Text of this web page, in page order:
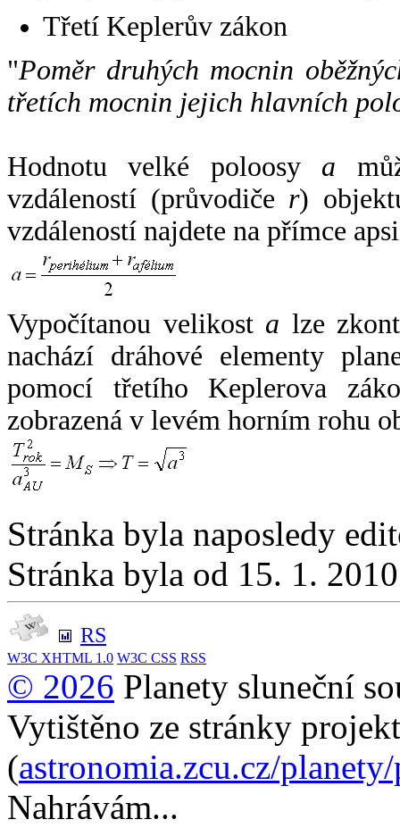
Třetí Keplerův zákon
"Poměr druhých mocnin
třetích mocnin jejich hlavních
Hodnotu velké poloosy a
vzdáleností (průvodiče r)
vzdáleností najdete na přímce
Vypočítanou velikost a lze
nachází dráhové elementy
pomocí třetího Keplerova
zobrazená v levém horním rohu
Stránka byla naposledy
Stránka byla od 15. 1.
RS
W3C XHTML 1.0 W3C CSS RSS
© 2026 Planety sluneční
Vytištěno ze stránky
(astronomia.zcu.cz/
Nahrávám...